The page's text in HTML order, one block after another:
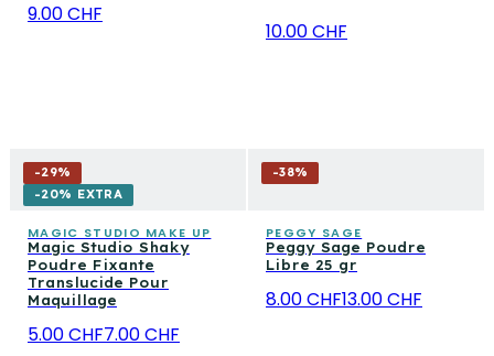
9.00 CHF
10.00 CHF
-29%
-20% EXTRA
MAGIC STUDIO MAKE UP
Magic Studio Shaky
Poudre Fixante
Translucide Pour
Maquillage
5.00 CHF7.00 CHF
-38%
PEGGY SAGE
Peggy Sage Poudre
Libre 25 gr
8.00 CHF13.00 CHF